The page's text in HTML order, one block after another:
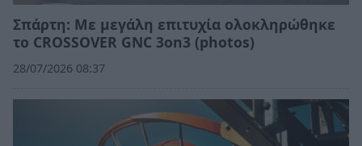
Σπάρτη: Με μεγάλη επιτυχία ολοκληρώθηκε
το CROSSOVER GNC 3on3 (photos)
28/07/2026 08:37